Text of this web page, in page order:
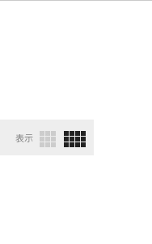
表示